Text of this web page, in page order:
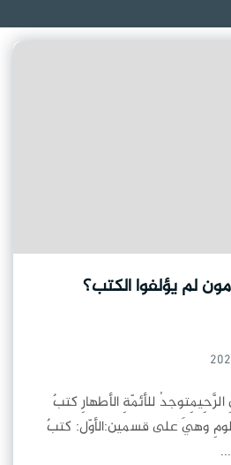
لم يؤلفوا الكتب؟
للأئمّةِ الأطهارِ كتبٌ
وهيَ على قسمين:الأوّل: كتبٌ